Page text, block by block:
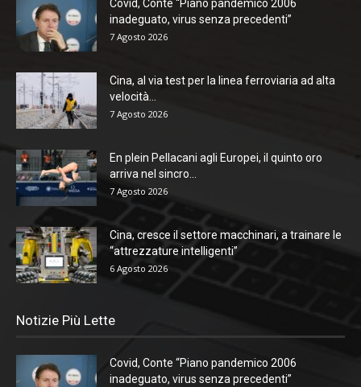
Covid, Conte “Piano pandemico 2006
inadeguato, virus senza precedenti”
7 Agosto 2026
Cina, al via test per la linea ferroviaria ad alta
velocità...
7 Agosto 2026
En plein Pellacani agli Europei, il quinto oro
arriva nel sincro...
7 Agosto 2026
Cina, cresce il settore macchinari, a trainare le
“attrezzature intelligenti”
6 Agosto 2026
Notizie Più Lette
Covid, Conte “Piano pandemico 2006
inadeguato, virus senza precedenti”